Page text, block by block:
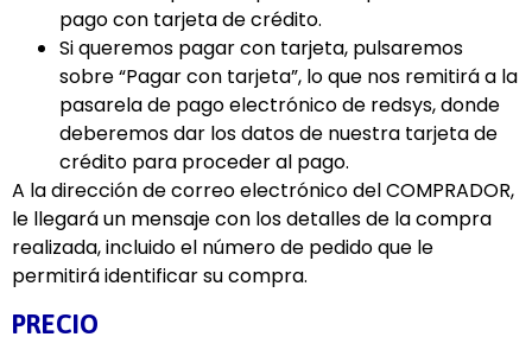
pago con tarjeta de crédito.
Si queremos pagar con tarjeta, pulsaremos
sobre “Pagar con tarjeta”, lo que nos remitirá a la
pasarela de pago electrónico de redsys, donde
deberemos dar los datos de nuestra tarjeta de
crédito para proceder al pago.
A la dirección de correo electrónico del COMPRADOR,
le llegará un mensaje con los detalles de la compra
realizada, incluido el número de pedido que le
permitirá identificar su compra.
PRECIO